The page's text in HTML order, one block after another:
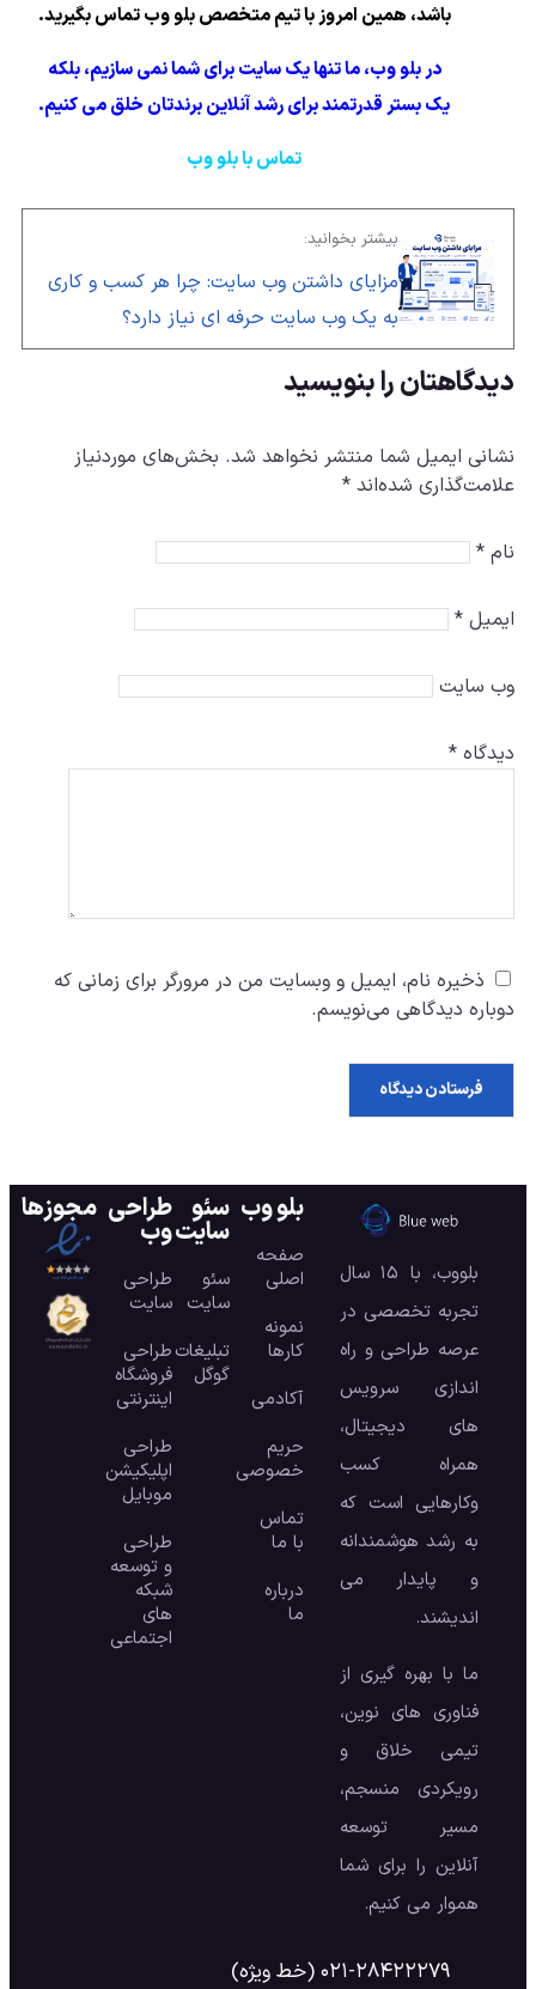
باشد، همین امروز با تیم متخصص بلو وب تماس بگیرید.
در بلو وب، ما تنها یک سایت برای شما نمی سازیم، بلکه
یک بستر قدرتمند برای رشد آنلاین برندتان خلق می کنیم.
تماس با بلو وب
بیشتر بخوانید:
مزایای داشتن وب سایت: چرا هر کسب و کاری
به یک وب سایت حرفه ای نیاز دارد؟
دیدگاهتان را بنویسید
نشانی ایمیل شما منتشر نخواهد شد. بخش‌های موردنیاز
علامت‌گذاری شده‌اند *
دیدگاه *
نام *
ایمیل *
وب‌ سایت
ذخیره نام، ایمیل و وبسایت من در مرورگر برای زمانی که
دوباره دیدگاهی می‌نویسم.
بلووب، با ۱۵ سال
تجربه تخصصی در
عرصه طراحی و راه
اندازی سرویس
های دیجیتال،
همراه کسب
وکارهایی است که
به رشد هوشمندانه
و پایدار می
اندیشند.
ما با بهره گیری از
فناوری های نوین،
تیمی خلاق و
رویکردی منسجم،
مسیر توسعه
آنلاین را برای شما
هموار می کنیم.
بلو وب
صفحه
اصلی
نمونه
کارها
آکادمی
حریم
خصوصی
تماس
با ما
درباره
ما
سئو
سایت
سئو
سایت
تبلیغات
گوگل
طراحی
وب
طراحی
سایت
طراحی
فروشگاه
اینترنتی
طراحی
اپلیکیشن
موبایل
طراحی
و توسعه
شبکه
های
اجتماعی
مجوزها
۰۲۱-۲۸۴۲۲۲۷۹ (خط ویژه)